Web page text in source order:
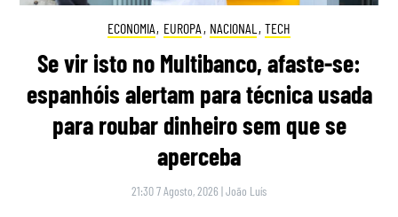
ECONOMIA, EUROPA , NACIONAL , TECH
Se vir isto no Multibanco, afaste-se:
espanhóis alertam para técnica usada
para roubar dinheiro sem que se
aperceba
21:30 7 Agosto, 2026 |João Luís